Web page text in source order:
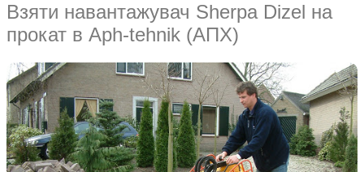
Взяти навантажувач Sherpa Dizel на
прокат в Aph-tehnik (АПХ)